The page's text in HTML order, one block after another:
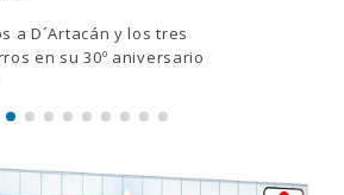
a D´Artacán y los tres
en su 30º aniversario